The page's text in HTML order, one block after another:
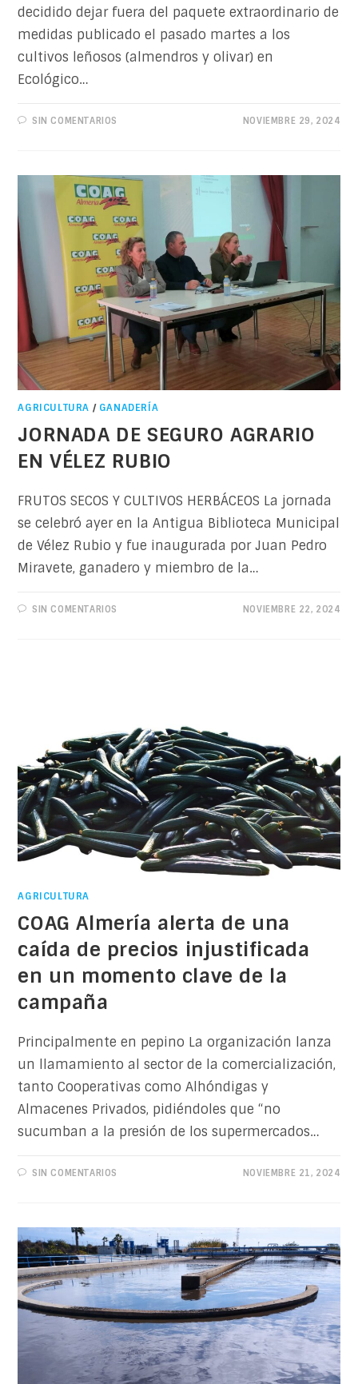
decidido dejar fuera del paquete extraordinario de
medidas publicado el pasado martes a los
cultivos leñosos (almendros y olivar) en
Ecológico…
SIN COMENTARIOS NOVIEMBRE 29, 2024
AGRICULTURA / GANADERÍA
JORNADA DE SEGURO AGRARIO
EN VÉLEZ RUBIO
FRUTOS SECOS Y CULTIVOS HERBÁCEOS La jornada
se celebró ayer en la Antigua Biblioteca Municipal
de Vélez Rubio y fue inaugurada por Juan Pedro
Miravete, ganadero y miembro de la…
SIN COMENTARIOS NOVIEMBRE 22, 2024
AGRICULTURA
COAG Almería alerta de una
caída de precios injustificada
en un momento clave de la
campaña
Principalmente en pepino La organización lanza
un llamamiento al sector de la comercialización,
tanto Cooperativas como Alhóndigas y
Almacenes Privados, pidiéndoles que “no
sucumban a la presión de los supermercados…
SIN COMENTARIOS NOVIEMBRE 21, 2024